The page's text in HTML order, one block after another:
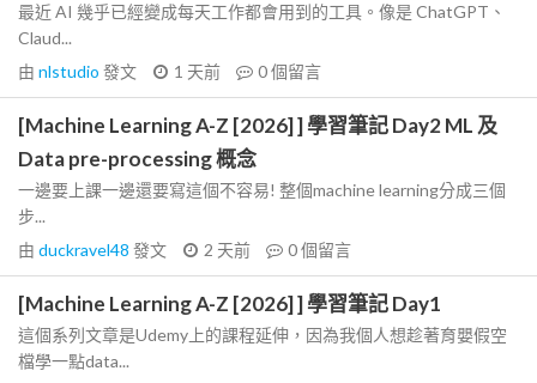
最近 AI 幾乎已經變成每天工作都會用到的工具。像是 ChatGPT、
Claud...
由 nlstudio 發文 1 天前 0個留言
[Machine Learning A-Z [2026] ] 學習筆記 Day2 ML 及
Data pre-processing 概念
一邊要上課一邊還要寫這個不容易! 整個machine learning分成三個
步...
由 duckravel48 發文 2 天前 0個留言
[Machine Learning A-Z [2026] ] 學習筆記 Day1
這個系列文章是Udemy上的課程延伸，因為我個人想趁著育嬰假空
檔學一點data...